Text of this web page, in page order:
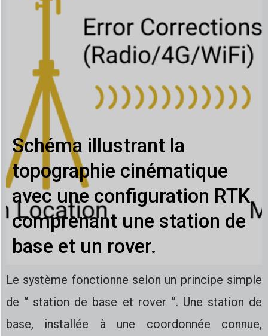
Schéma illustrant la
topographie cinématique
avec une configuration RTK
comprenant une station de
base et un rover.
Le système fonctionne selon un principe simple
de “ station de base et rover ”. Une station de
base, installée à une coordonnée connue,